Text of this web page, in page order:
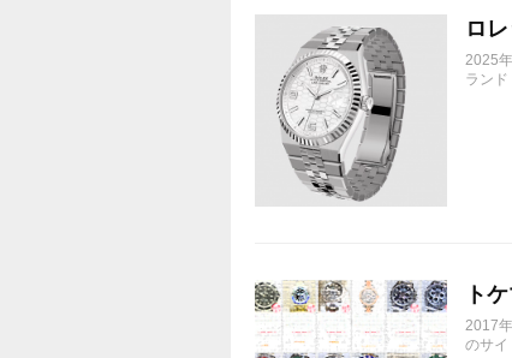
ロ
2025
ラン
ト
2017
のサイ